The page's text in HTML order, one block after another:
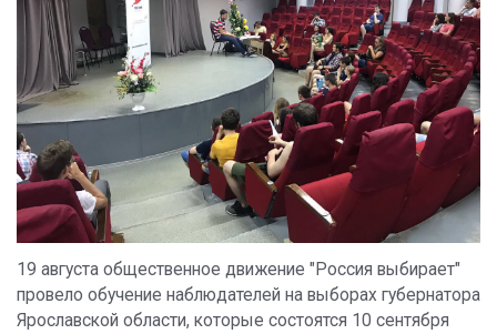
19 августа общественное движение "Россия выбирает"
провело обучение наблюдателей на выборах губернатора
Ярославской области, которые состоятся 10 сентября